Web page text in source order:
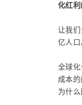
化红
让我
亿人
全球
成本
为什